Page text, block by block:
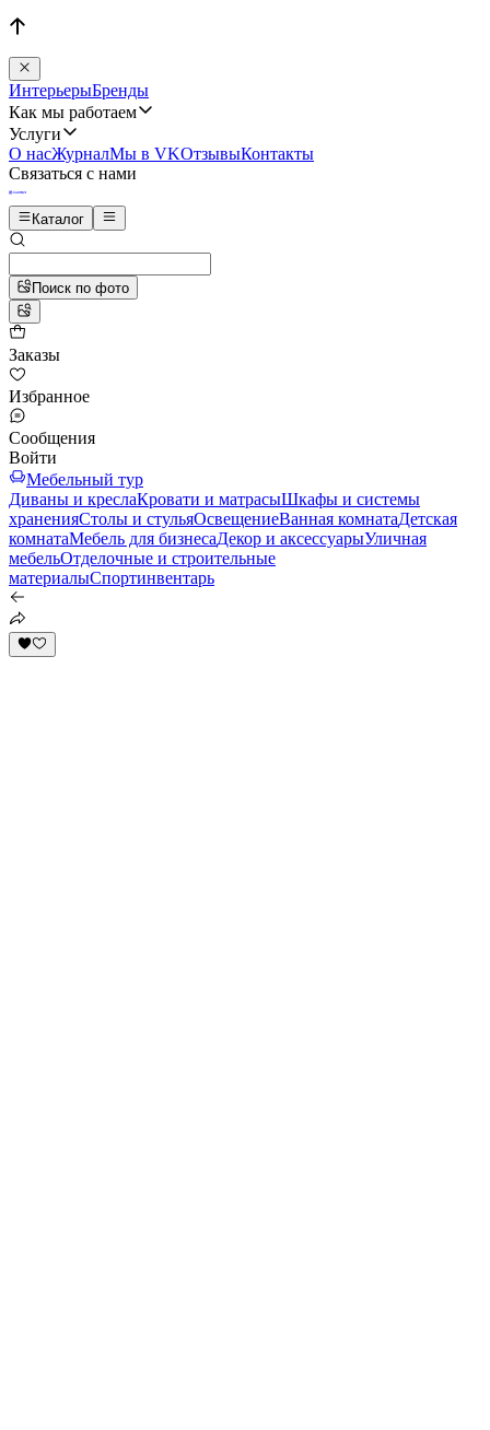
ИнтерьерыБренды
Как мы работаем
Услуги
О насЖурналМы в VKОтзывыКонтакты
Связаться с нами
Каталог
Поиск по фото
Заказы
Избранное
Сообщения
Войти
Мебельный тур
Диваны и креслаКровати и матрасыШкафы и системы
храненияСтолы и стульяОсвещениеВанная комнатаДетская
комнатаМебель для бизнесаДекор и аксессуарыУличная
мебельОтделочные и строительные
материалыСпортинвентарь